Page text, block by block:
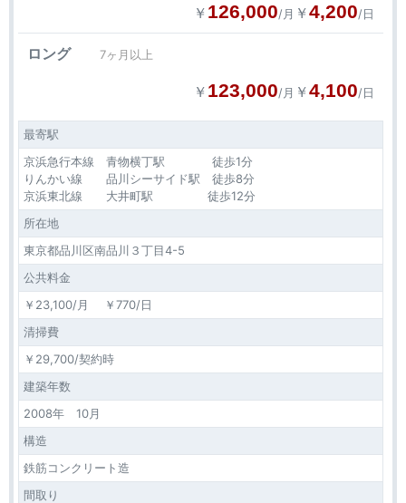
￥ 126,000/月 ￥4,200/日
ロング 7ヶ月以上
￥ 123,000/月 ￥4,100/日
最寄駅
京浜急行本線 青物横丁駅 徒歩1分
りんかい線 品川シーサイド駅 徒歩8分
京浜東北線 大井町駅 徒歩12分
所在地
東京都品川区南品川３丁目4-5
公共料金
￥23,100/月 ￥770/日
清掃費
￥29,700/契約時
建築年数
2008年 10月
構造
鉄筋コンクリート造
間取り